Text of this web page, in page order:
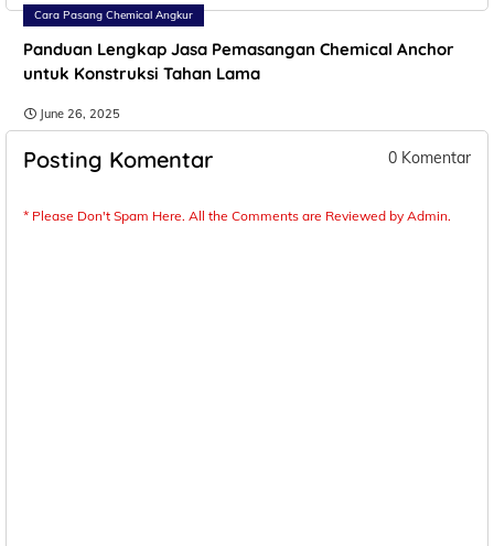
Cara Pasang Chemical Angkur
Panduan Lengkap Jasa Pemasangan Chemical Anchor
untuk Konstruksi Tahan Lama
June 26, 2025
Posting Komentar 0 Komentar
* Please Don't Spam Here. All the Comments are Reviewed by Admin.